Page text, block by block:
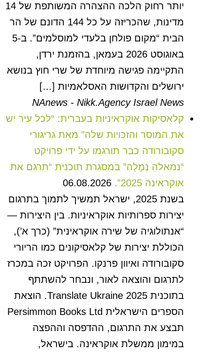
יותר רחוק הלכה ההצהרה המשותפת של 14
מדינות, שהכריזה על כל 144 הדונם של הר
הבית “מקום פולחן בלעדי למוסלמים”. ב-5
באוגוסט 2026 בעמאן, בהזמנת ירדן,
התקיימה פגישה מיוחדת של שרי חוץ בנושא
ירושלים והקדושות האסלאמיות […]
NAnews - Nikk.Agency Israel News
קלאסיקות אוקראיניות בעברית: “לכל עיר יש
את המוסר והזכויות שלה” מאת גריגורי
סקובורודה כבר תורגמו על ידי פרויקט
“נמאלה נְמָלָה” במסגרת תוכנית “תרגם את
אוקראינה 2025”.
06.08.2026
בשנת 2025, ישראל תמשיך לתמוך בתרגום
יצירות ספרותיות אוקראיניות. בין היצירות —
“אנתולוגיה של שירה אוקראינית” (כרך א’),
הכוללת יצירות של קלאסיקונים כמו הריורי
סקובורודה ואיוון פרנקו. הפרויקט זכה במכרז
לתרגום והוצאה לאור, ונבחר להשתתף
בתוכנית Translate Ukraine 2025. הוצאת
הספרים הישראלית Persimmon Books Ltd
תבצע את התרגום, ההדפסה וההפצה
במימון ממשלת אוקראינה. בישראל,